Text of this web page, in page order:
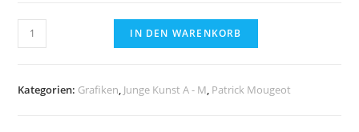
Patrick
Mougeot
Titel
IN DEN WARENKORB
Kategorien: Grafiken, Junge Kunst A - M, Patrick Mougeot